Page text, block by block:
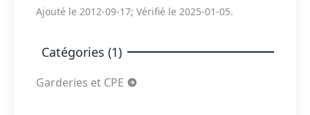
Ajouté le 2012-09-17; Vérifié le 2025-01-05.
Catégories (1)
Garderies et CPE